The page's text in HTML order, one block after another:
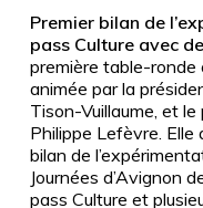
Premier bilan de
pass Culture avec
première table-ronde
animée par la
Tison-Vuillaume, et
Philippe Lefèvre. Elle
bilan de
Journées d’Avignon
pass Culture et